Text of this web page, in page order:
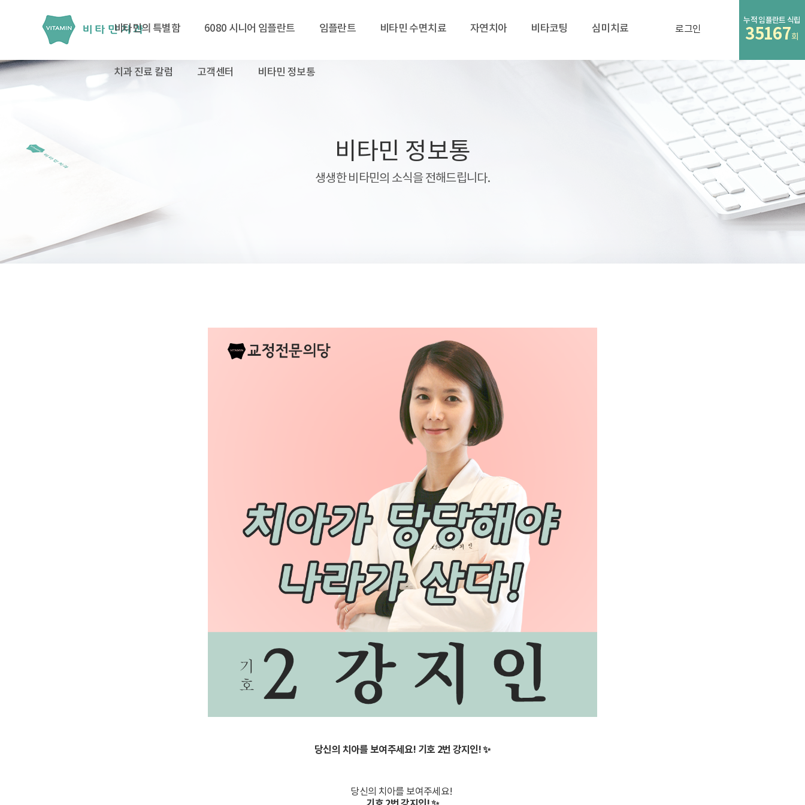
비타민의 특별함 6080 시니어 임플란트 임플란트 비타민 수면치료 자연치아 비타코팅 심미치료
치과 진료 칼럼 고객센터 비타민 정보통
로그인
누적 임플란트 식립
35167회
비타민 정보통
생생한 비타민의 소식을 전해드립니다.
당신의 치아를 보여주세요! 기호 2번 강지인! ✨
당신의 치아를 보여주세요!